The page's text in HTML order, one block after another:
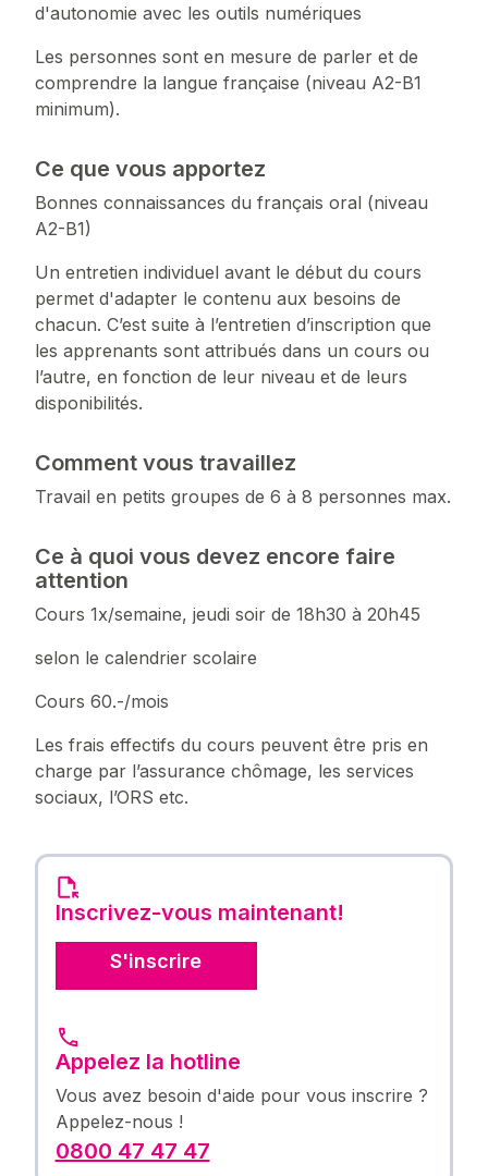
d'autonomie avec les outils numériques
Les personnes sont en mesure de parler et de
comprendre la langue française (niveau A2-B1
minimum).
Ce que vous apportez
Bonnes connaissances du français oral (niveau
A2-B1)
Un entretien individuel avant le début du cours
permet d'adapter le contenu aux besoins de
chacun. C’est suite à l’entretien d’inscription que
les apprenants sont attribués dans un cours ou
l’autre, en fonction de leur niveau et de leurs
disponibilités.
Comment vous travaillez
Travail en petits groupes de 6 à 8 personnes max.
Ce à quoi vous devez encore faire
attention
Cours 1x/semaine, jeudi soir de 18h30 à 20h45
selon le calendrier scolaire
Cours 60.-/mois
Les frais effectifs du cours peuvent être pris en
charge par l’assurance chômage, les services
sociaux, l’ORS etc.
Inscrivez-vous maintenant!
S'inscrire
Appelez la hotline
Vous avez besoin d'aide pour vous inscrire ?
Appelez-nous !
0800 47 47 47